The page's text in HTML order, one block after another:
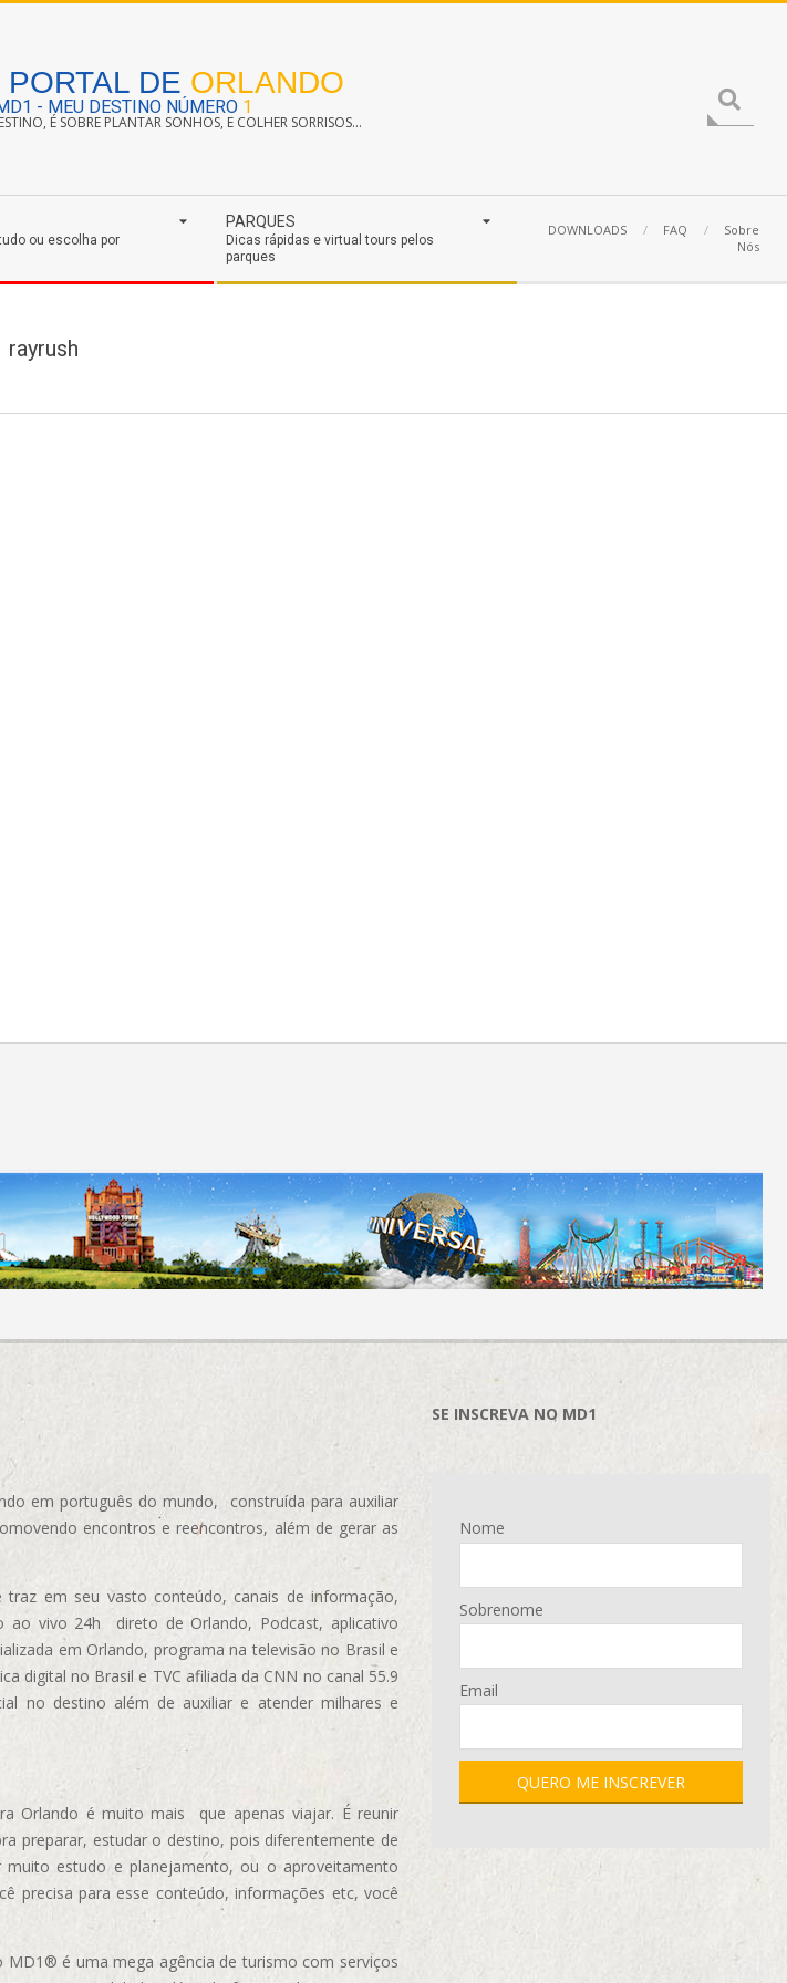
DE ORLANDO
- MEU DESTINO NÚMERO 1
É SOBRE PLANTAR SONHOS, E COLHER SORRISOS...
ou escolha por
PARQUES
Dicas rápidas e virtual tours pelos
parques
DOWNLOADS FAQ
Sobre
Nós
rayrush
em português do mundo, construída para auxiliar
encontros e reencontros, além de gerar as
em seu vasto conteúdo, canais de informação,
ao vivo 24h direto de Orlando, Podcast, aplicativo
em Orlando, programa na televisão no Brasil e
digital no Brasil e TVC afiliada da CNN no canal 55.9
no destino além de auxiliar e atender milhares e
Orlando é muito mais que apenas viajar. É reunir
preparar, estudar o destino, pois diferentemente de
estudo e planejamento, ou o aproveitamento
precisa para esse conteúdo, informações etc, você
MD1® é uma mega agência de turismo com serviços
SE INSCREVA NO MD1
Nome
Sobrenome
Email